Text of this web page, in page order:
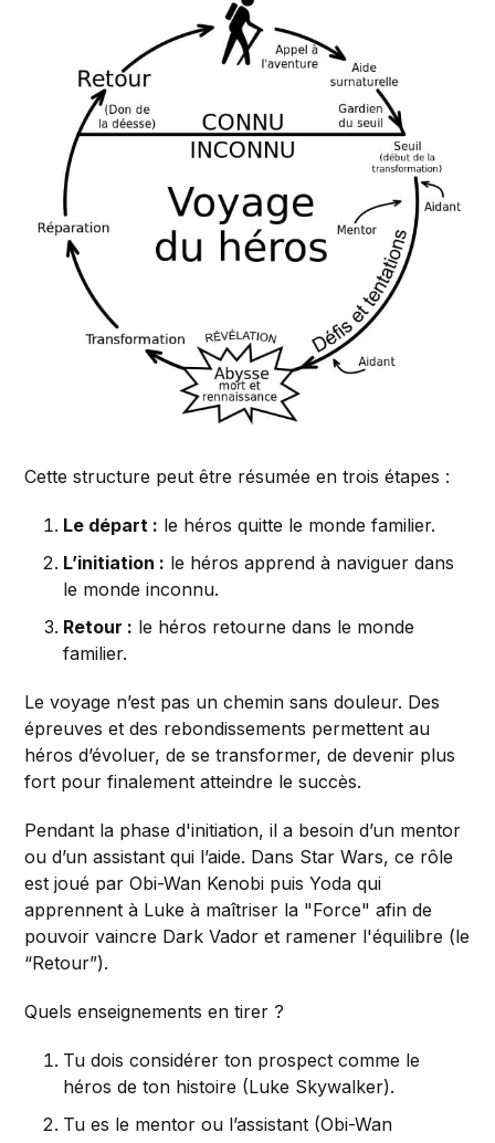
Cette structure peut être résumée en trois étapes :
Le départ : le héros quitte le monde familier.
L’initiation : le héros apprend à naviguer dans
le monde inconnu.
Retour : le héros retourne dans le monde
familier.
Le voyage n’est pas un chemin sans douleur. Des
épreuves et des rebondissements permettent au
héros d’évoluer, de se transformer, de devenir plus
fort pour finalement atteindre le succès.
Pendant la phase d'initiation, il a besoin d’un mentor
ou d’un assistant qui l’aide. Dans Star Wars, ce rôle
est joué par Obi-Wan Kenobi puis Yoda qui
apprennent à Luke à maîtriser la "Force" afin de
pouvoir vaincre Dark Vador et ramener l'équilibre (le
“Retour”).
Quels enseignements en tirer ?
Tu dois considérer ton prospect comme le
héros de ton histoire (Luke Skywalker).
Tu es le mentor ou l’assistant (Obi-Wan